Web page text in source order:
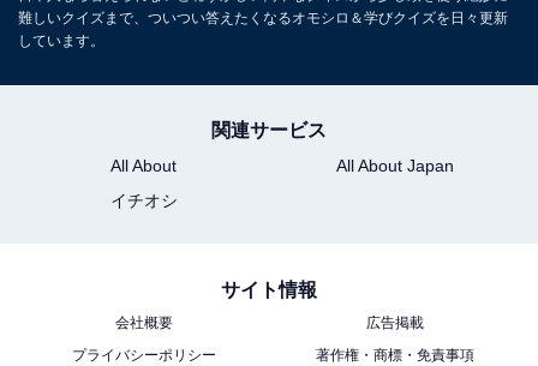
初見で読めたらすごいかも！ 名前「緑夢」はなんて読む
難しいクイズまで、ついつい答えたくなるオモシロ＆学びクイズを日々更新
しています。
関連サービス
All About
All About Japan
イチオシ
サイト情報
会社概要
広告掲載
プライバシーポリシー
著作権・商標・免責事項